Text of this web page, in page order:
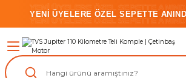
YENİ ÜYELERE ÖZEL SEPETTE
YENİ ÜYELERE ÖZEL SEPETTE
YENİ ÜYELERE ÖZEL SEPETTE